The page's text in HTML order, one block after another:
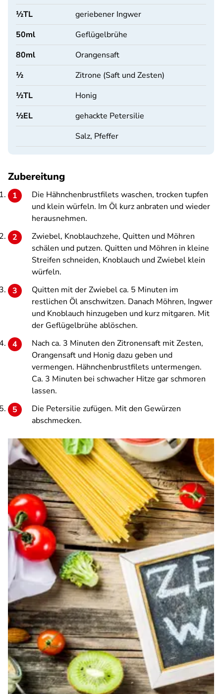
½TL
geriebener Ingwer
50ml
Geflügelbrühe
80ml
Orangensaft
½
Zitrone (Saft und Zesten)
½TL
Honig
½EL
gehackte Petersilie
Salz, Pfeffer
Zubereitung
Die Hähnchenbrustfilets waschen, trocken tupfen
und klein würfeln. Im Öl kurz anbraten und wieder
herausnehmen.
Zwiebel, Knoblauchzehe, Quitten und Möhren
schälen und putzen. Quitten und Möhren in kleine
Streifen schneiden, Knoblauch und Zwiebel klein
würfeln.
Quitten mit der Zwiebel ca. 5 Minuten im
restlichen Öl anschwitzen. Danach Möhren, Ingwer
und Knoblauch hinzugeben und kurz mitgaren. Mit
der Geflügelbrühe ablöschen.
Nach ca. 3 Minuten den Zitronensaft mit Zesten,
Orangensaft und Honig dazu geben und
vermengen. Hähnchenbrustfilets untermengen.
Ca. 3 Minuten bei schwacher Hitze gar schmoren
lassen.
Die Petersilie zufügen. Mit den Gewürzen
abschmecken.